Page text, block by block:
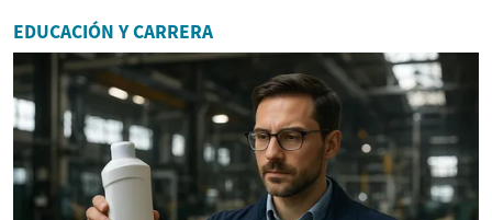
EDUCACIÓN Y CARRERA